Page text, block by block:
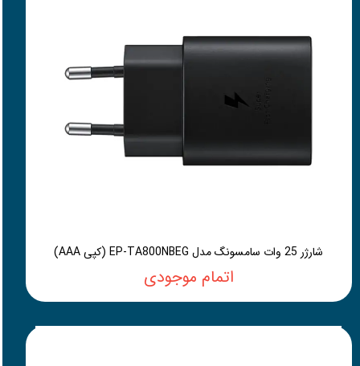
شارژر 25 وات سامسونگ مدل EP-TA800NBEG (کپی AAA)
اتمام موجودی